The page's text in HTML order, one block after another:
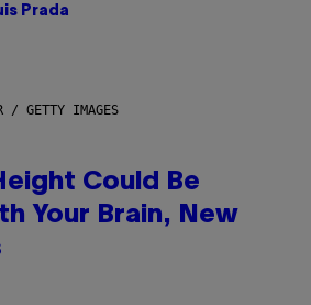
Prada
/ GETTY IMAGES
Could Be
Your Brain, New